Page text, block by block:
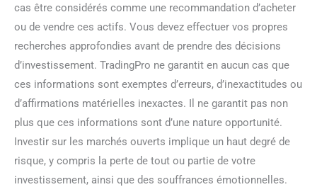
cas être considérés comme une recommandation d’acheter
ou de vendre ces actifs. Vous devez effectuer vos propres
recherches approfondies avant de prendre des décisions
d’investissement. TradingPro ne garantit en aucun cas que
ces informations sont exemptes d’erreurs, d’inexactitudes ou
d’affirmations matérielles inexactes. Il ne garantit pas non
plus que ces informations sont d’une nature opportunité.
Investir sur les marchés ouverts implique un haut degré de
risque, y compris la perte de tout ou partie de votre
investissement, ainsi que des souffrances émotionnelles.